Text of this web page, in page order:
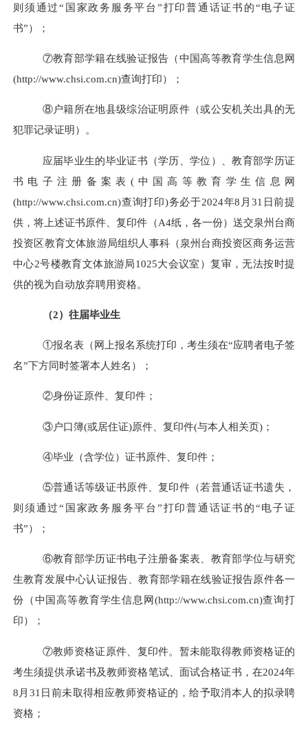
则须通过“国家政务服务平台”打印普通话证书的“电子证
书”）；
⑦教育部学籍在线验证报告（中国高等教育学生信息网
(http://www.chsi.com.cn)查询打印）；
⑧户籍所在地县级综治证明原件（或公安机关出具的无
犯罪记录证明）。
应届毕业生的毕业证书（学历、学位）、教育部学历证
书电子注册备案表 (中国高等教育学生信息网
(http://www.chsi.com.cn)查询打印)务必于2024年8 月 31 日前提
供，将上述证书原件、复印件（A4纸，各一份）送交泉州台商
投资区教育文体旅游局组织人事科（泉州台商投资区商务运营
中心2号楼教育文体旅游局1025大会议室）复审，无法按时提
供的视为自动放弃聘用资格。
（2）往届毕业生
①报名表（网上报名系统打印，考生须在“应聘者电子签
名”下方同时签署本人姓名）；
②身份证原件、复印件；
③户口簿(或居住证)原件、复印件(与本人相关页)；
④毕业（含学位）证书原件、复印件；
⑤普通话等级证书原件、复印件（若普通话证书遗失，
则须通过“国家政务服务平台”打印普通话证书的“电子证
书”）；
⑥教育部学历证书电子注册备案表、教育部学位与研究
生教育发展中心认证报告、教育部学籍在线验证报告原件各一
份（中国高等教育学生信息网(http://www.chsi.com.cn)查询打
印）；
⑦教师资格证原件、复印件。暂未能取得教师资格证的
考生须提供承诺书及教师资格笔试、面试合格证书，在2024年
8 月 31 日前未取得相应教师资格证的，给予取消本人的拟录聘
资格；